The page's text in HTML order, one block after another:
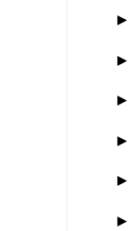
►
►
►
►
►
►